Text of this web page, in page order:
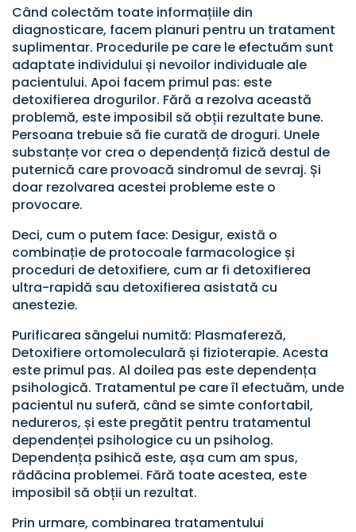
Când colectăm toate informațiile din
diagnosticare, facem planuri pentru un tratament
suplimentar. Procedurile pe care le efectuăm sunt
adaptate individului și nevoilor individuale ale
pacientului. Apoi facem primul pas: este
detoxifierea drogurilor. Fără a rezolva această
problemă, este imposibil să obții rezultate bune.
Persoana trebuie să fie curată de droguri. Unele
substanțe vor crea o dependență fizică destul de
puternică care provoacă sindromul de sevraj. Și
doar rezolvarea acestei probleme este o
provocare.
Deci, cum o putem face: Desigur, există o
combinație de protocoale farmacologice și
proceduri de detoxifiere, cum ar fi detoxifierea
ultra-rapidă sau detoxifierea asistată cu
anestezie.
Purificarea sângelui numită: Plasmafereză,
Detoxifiere ortomoleculară și fizioterapie. Acesta
este primul pas. Al doilea pas este dependența
psihologică. Tratamentul pe care îl efectuăm, unde
pacientul nu suferă, când se simte confortabil,
nedureros, și este pregătit pentru tratamentul
dependenței psihologice cu un psiholog.
Dependența psihică este, așa cum am spus,
rădăcina problemei. Fără toate acestea, este
imposibil să obții un rezultat.
Prin urmare, combinarea tratamentului